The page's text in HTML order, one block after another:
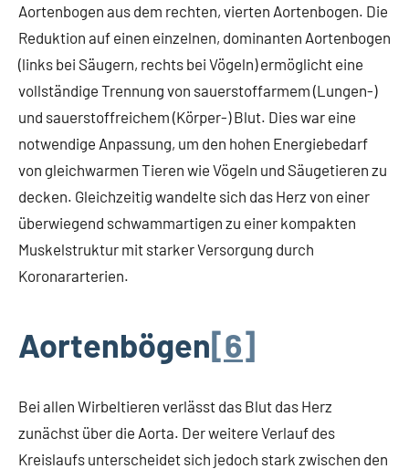
Aortenbogen aus dem rechten, vierten Aortenbogen. Die
Reduktion auf einen einzelnen, dominanten Aortenbogen
(links bei Säugern, rechts bei Vögeln) ermöglicht eine
vollständige Trennung von sauerstoffarmem (Lungen-)
und sauerstoffreichem (Körper-) Blut. Dies war eine
notwendige Anpassung, um den hohen Energiebedarf
von gleichwarmen Tieren wie Vögeln und Säugetieren zu
decken. Gleichzeitig wandelte sich das Herz von einer
überwiegend schwammartigen zu einer kompakten
Muskelstruktur mit starker Versorgung durch
Koronararterien.
Aortenbögen[6]
Bei allen Wirbeltieren verlässt das Blut das Herz
zunächst über die Aorta. Der weitere Verlauf des
Kreislaufs unterscheidet sich jedoch stark zwischen den